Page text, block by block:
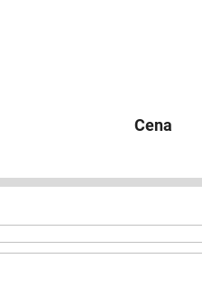
Cena